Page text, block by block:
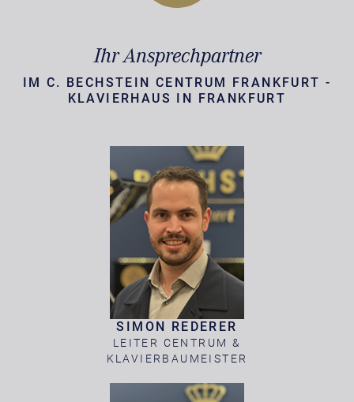
Ihr Ansprechpartner
IM C. BECHSTEIN CENTRUM FRANKFURT -
KLAVIERHAUS IN FRANKFURT
SIMON REDERER
LEITER CENTRUM &
KLAVIERBAUMEISTER